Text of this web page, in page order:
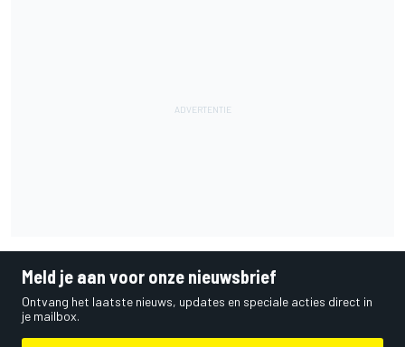
Meld je aan voor onze nieuwsbrief
Ontvang het laatste nieuws, updates en speciale acties direct in
je mailbox.